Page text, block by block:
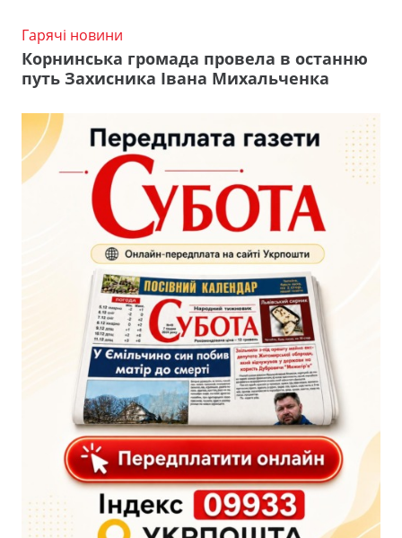
Гарячі новини
Корнинська громада провела в останню
путь Захисника Івана Михальченка